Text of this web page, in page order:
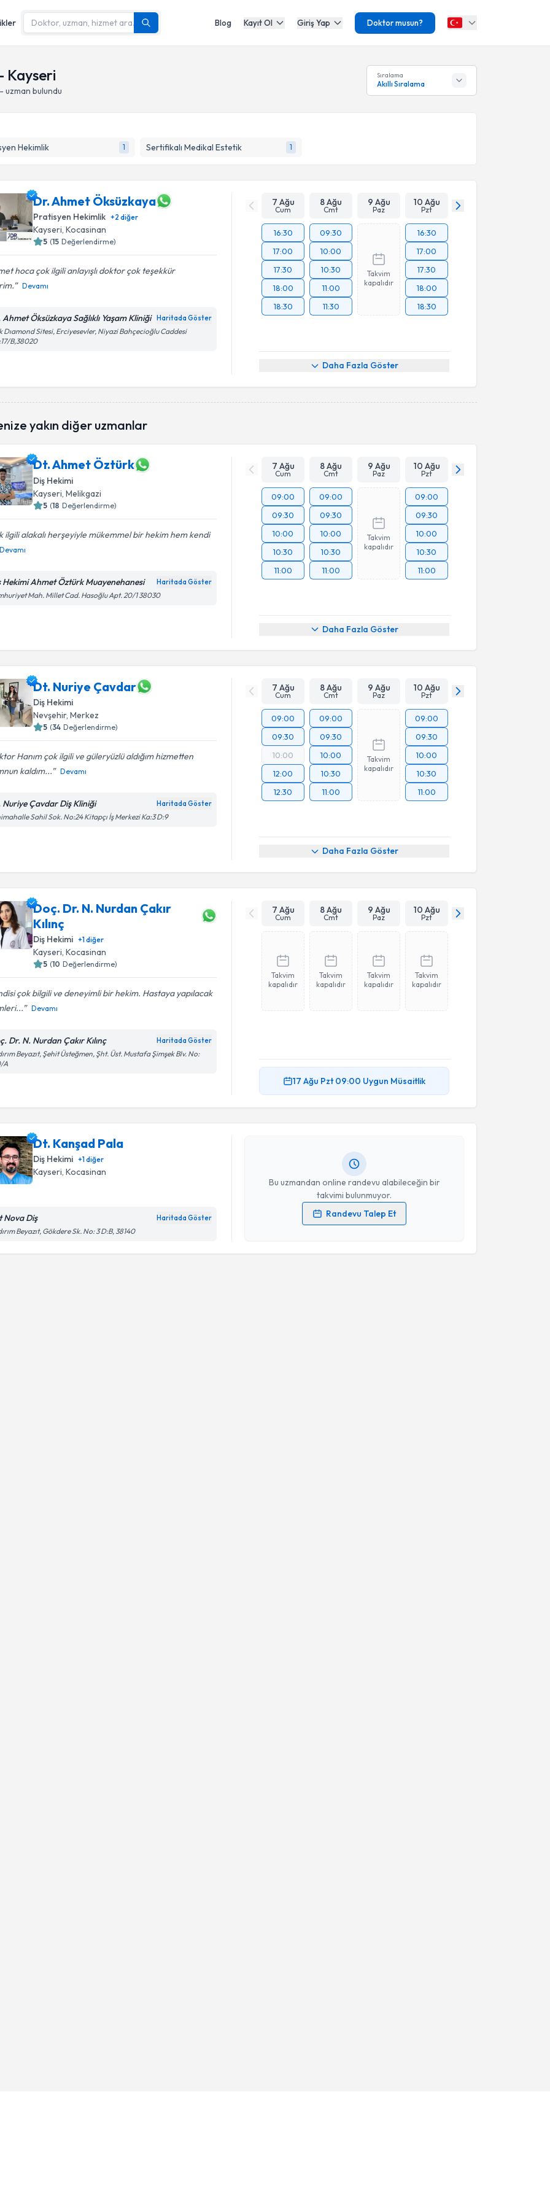
Blog Kayıt Ol Giriş Yap Doktor musun?
Kayseri
bulundu
Sıralama
Akıllı Sıralama
Hekimlik 1 Sertifikalı Medikal Estetik 1
Dr. Ahmet Öksüzkaya
Pratisyen Hekimlik +2 diğer
Kayseri, Kocasinan
5 (15 Değerlendirme)
hoca çok ilgili anlayışlı doktor çok teşekkür
Devamı
Ahmet Öksüzkaya Sağlıklı Yaşam Kliniği Haritada Göster
Dıamond Sitesi, Erciyesevler, Niyazi Bahçecioğlu Caddesi
B,38020
7 Ağu
Cum
8 Ağu
Cmt
9 Ağu
Paz
10 Ağu
Pzt
16:30
17:00
17:30
18:00
18:30
09:30
10:00
10:30
11:00
11:30
Takvim
kapalıdır
16:30
17:00
17:30
18:00
18:30
Daha Fazla Göster
yakın diğer uzmanlar
Dt. Ahmet Öztürk
Diş Hekimi
Kayseri , Melikgazi
5 (18 Değerlendirme)
ilgili alakalı herşeyiyle mükemmel bir hekim hem kendi
Devamı
Hekimi Ahmet Öztürk Muayenehanesi Haritada Göster
Mah. Millet Cad. Hasoğlu Apt. 20/1 38030
7 Ağu
Cum
8 Ağu
Cmt
9 Ağu
Paz
10 Ağu
Pzt
09:00
09:30
10:00
10:30
11:00
09:00
09:30
10:00
10:30
11:00
Takvim
kapalıdır
09:00
09:30
10:00
10:30
11:00
Daha Fazla Göster
Dt. Nuriye Çavdar
Diş Hekimi
Nevşehir, Merkez
5 (34 Değerlendirme)
Hanım çok ilgili ve güleryüzlü aldığım hizmetten
kaldım...
Devamı
Nuriye Çavdar Diş Kliniği Haritada Göster
Sahil Sok. No:24 Kitapçı İş Merkezi Ka:3 D:9
7 Ağu
Cum
8 Ağu
Cmt
9 Ağu
Paz
10 Ağu
Pzt
09:00
09:30
10:00
12:00
12:30
09:00
09:30
10:00
10:30
11:00
Takvim
kapalıdır
09:00
09:30
10:00
10:30
11:00
Daha Fazla Göster
Doç. Dr. N. Nurdan Çakır
Kılınç
Diş Hekimi +1diğer
Kayseri , Kocasinan
5 (10 Değerlendirme)
çok bilgili ve deneyimli bir hekim. Hastaya yapılacak
Devamı
Dr. N. Nurdan Çakır Kılınç Haritada Göster
Beyazıt, Şehit Üsteğmen, Şht. Üst. Mustafa Şimşek Blv. No:
A
7 Ağu
Cum
8 Ağu
Cmt
9 Ağu
Paz
10 Ağu
Pzt
Takvim
kapalıdır
Takvim
kapalıdır
Takvim
kapalıdır
Takvim
kapalıdır
17 Ağu Pzt 09:00 Uygun Müsaitlik
Dt. Kanşad Pala
Diş Hekimi +1diğer
Kayseri , Kocasinan
Nova Diş Haritada Göster
Beyazıt, Gökdere Sk. No: 3 D:B, 38140
Bu uzmandan online randevu alabileceğin bir
takvimi bulunmuyor.
Randevu Talep Et
Randevu Takvimi Talebi
Kişisel verilerimin işlenmesine ilişkinAydınlatma Metni